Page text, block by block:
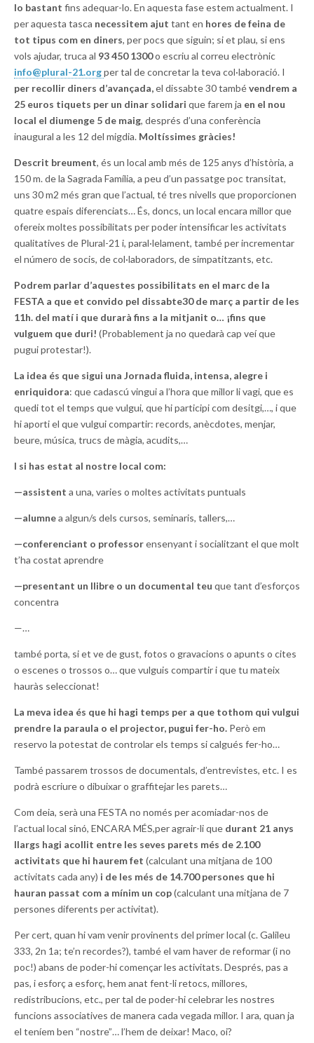
lo bastant fins adequar-lo. En aquesta fase estem actualment. I
per aquesta tasca necessitem ajut tant en hores de feina de
tot tipus com en diners, per pocs que siguin; si et plau, si ens
vols ajudar, truca al 93 450 1300o escriu al correu electrònic
info@plural-21.orgper tal de concretar la teva col·laboració. I
per recollir diners d’avançada,el dissabte 30 tambévendrem a
25 euros tiquets per un dinar solidari que farem ja en el nou
local el diumenge 5 de maig, després d’una conferència
inaugural a les 12 del migdia. Moltíssimes gràcies!
Descrit breument, és un local amb més de 125 anys d’història, a
150 m. de la Sagrada Família, a peu d’un passatge poc transitat,
uns 30 m2 més gran que l’actual, té tres nivells que proporcionen
quatre espais diferenciats… És, doncs, un local encara millor que
ofereix moltes possibilitats per poder intensificar les activitats
qualitatives de Plural-21 i, paral·lelament, també per incrementar
el número de socis, de col·laboradors, de simpatitzants, etc.
Podrem parlar d’aquestes possibilitats en el marc de la
FESTA a que et convido pel dissabte30 de març a partir de les
11h. del matí i que durarà fins a la mitjanit o… ¡fins que
vulguem que duri! (Probablement ja no quedarà cap veí que
pugui protestar!).
La idea és que sigui una Jornada fluida, intensa, alegre i
enriquidora: que cadascú vingui a l’hora que millor li vagi, que es
quedi tot el temps que vulgui, que hi participi com desitgi,…, i que
hi aporti el que vulgui compartir: records, anècdotes, menjar,
beure, música, trucs de màgia, acudits,…
I si has estat al nostre local com:
—assistent a una, varies o moltes activitats puntuals
—alumnea algun/s dels cursos, seminaris, tallers,…
—conferenciant o professorensenyant i socialitzant el que molt
t’ha costat aprendre
—presentant un llibre o un documental teu que tant d’esforços
concentra
—…
també porta, si et ve de gust, fotos o gravacions o apunts o cites
o escenes o trossos o… que vulguis compartir i que tu mateix
hauràs seleccionat!
La meva idea és que hi hagi temps per a que tothom qui vulgui
prendre la paraula o el projector, pugui fer-ho. Però em
reservo la potestat de controlar els temps si calgués fer-ho…
També passarem trossos de documentals, d’entrevistes, etc. I es
podrà escriure o dibuixar o graffitejar les parets…
Com deia, serà una FESTA no només per acomiadar-nos de
l’actual local sinó, ENCARA MÉS,per agrair-li que durant 21 anys
llargs hagi acollit entre les seves parets més de 2.100
activitats que hi haurem fet (calculant una mitjana de 100
activitats cada any) i de les més de 14.700 persones que hi
hauran passat com a mínim un cop(calculant una mitjana de 7
persones diferents per activitat).
Per cert, quan hi vam venir provinents del primer local (c. Galileu
333, 2n 1a; te’n recordes?), també el vam haver de reformar (i no
poc!) abans de poder-hi començar les activitats. Després, pas a
pas, i esforç a esforç, hem anat fent-li retocs, millores,
redistribucions, etc., per tal de poder-hi celebrar les nostres
funcions associatives de manera cada vegada millor. I ara, quan ja
el teníem ben “nostre”… l’hem de deixar! Maco, oi?